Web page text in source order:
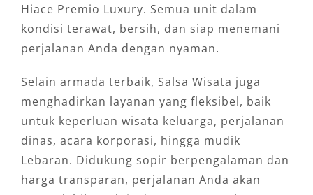
Hiace Premio Luxury. Semua unit dalam
kondisi terawat, bersih, dan siap menemani
perjalanan Anda dengan nyaman.
Selain armada terbaik, Salsa Wisata juga
menghadirkan layanan yang fleksibel, baik
untuk keperluan wisata keluarga, perjalanan
dinas, acara korporasi, hingga mudik
Lebaran. Didukung sopir berpengalaman dan
harga transparan, perjalanan Anda akan